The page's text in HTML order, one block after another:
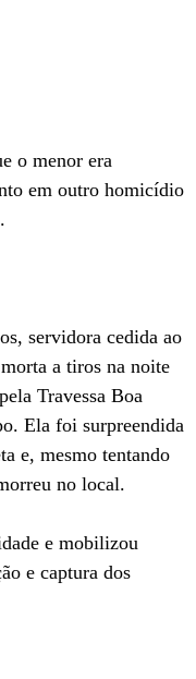
o menor era
em outro homicídio
servidora cedida ao
a tiros na noite
Travessa Boa
Ela foi surpreendida
e, mesmo tentando
no local.
e mobilizou
e captura dos